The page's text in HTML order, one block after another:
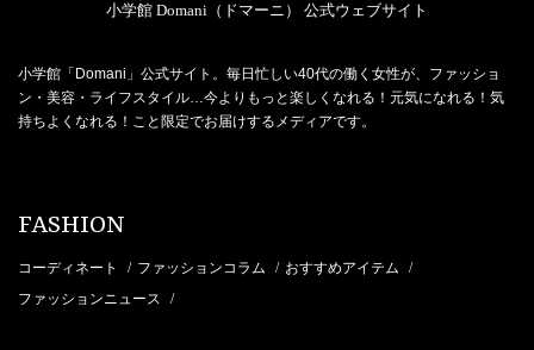
小学館 Domani（ドマーニ） 公式ウェブサイト
小学館「Domani」公式サイト。毎日忙しい40代の働く女性が、ファッショ
ン・美容・ライフスタイル…今よりもっと楽しくなれる！元気になれる！気
持ちよくなれる！こと限定でお届けするメディアです。
FASHION
コーディネート / ファッションコラム / おすすめアイテム /
ファッションニュース /